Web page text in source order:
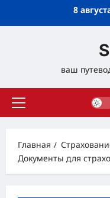
8
ваш
Основное
Главная
Документы для